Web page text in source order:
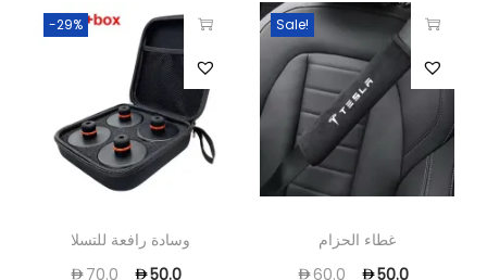
-29%
وسادة رافعة للتسلا
70.0
50.0
Sale!
غطاء الحزام
60.0
50.0